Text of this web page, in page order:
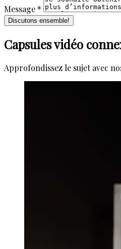
Message *
Discutons ensemble!
Capsules vidéo
Approfondissez le sujet avec